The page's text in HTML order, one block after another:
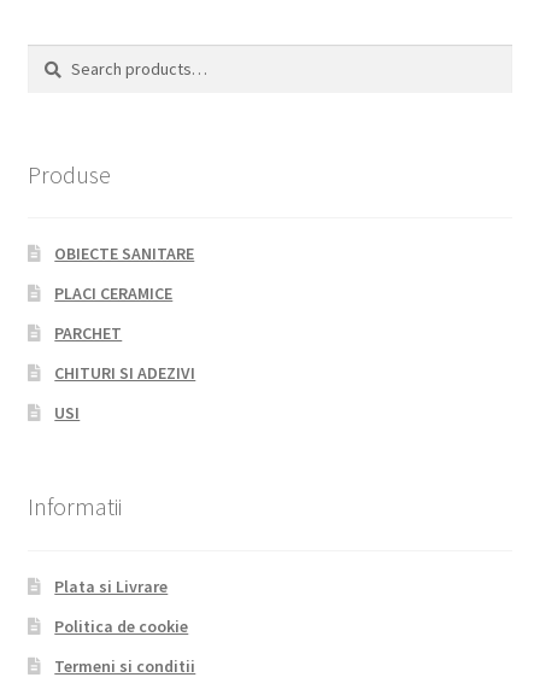
Search
Search
Produse
OBIECTE SANITARE
PLACI CERAMICE
PARCHET
CHITURI SI ADEZIVI
USI
Informatii
Plata si Livrare
Politica de cookie
Termeni si conditii